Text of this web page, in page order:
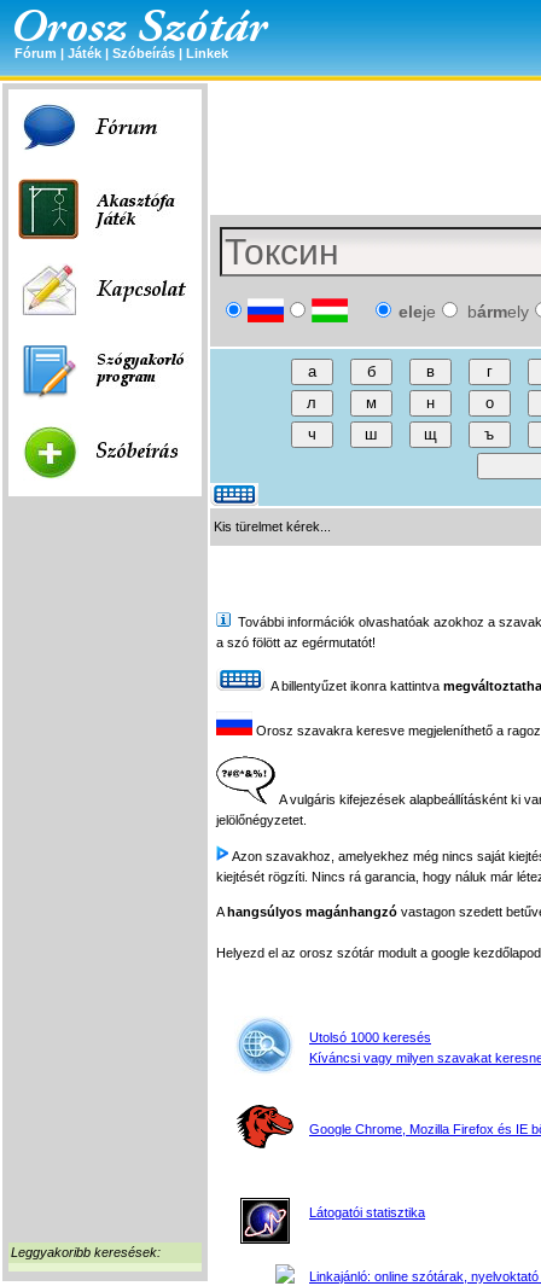
Fórum | Játék | Szóbeírás | Linkek
Leggyakoribb keresések:
eleje bármely
Kis türelmet kérek...
További információk olvashatóak azokhoz a
a szó fölött az egérmutatót!
A billentyűzet ikonra kattintva
Orosz szavakra keresve megjeleníthető a
A vulgáris kifejezések alapbeállításként ki
jelölőnégyzetet.
Azon szavakhoz, amelyekhez még nincs saját
kiejtését rögzíti. Nincs rá garancia, hogy náluk már
Ahangsúlyos magánhangzó vastagon szedett
Helyezd el az orosz szótár modult a google
Utolsó 1000 keresés
Kíváncsi vagy milyen szavakat
Google Chrome, Mozilla Firefox és IE
Látogatói statisztika
Linkajánló: online szótárak, nyelvoktató